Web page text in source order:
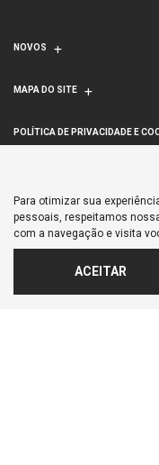
NOVOS
MAPA DO SITE
POLÍTICA DE PRIVACIDADE E
LAGOINHA
Para otimizar sua
pessoais, respeitamos
com a navegação e visita
ACEITAR